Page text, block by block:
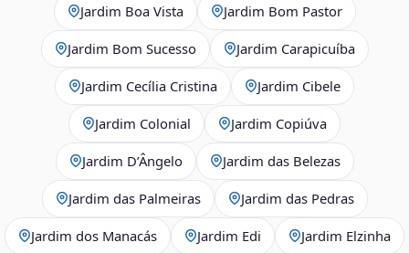
Jardim Boa Vista Jardim Bom Pastor
Jardim Bom Sucesso Jardim Carapicuíba
Jardim Cecília Cristina Jardim Cibele
Jardim Colonial Jardim Copiúva
Jardim D’Ângelo Jardim das Belezas
Jardim das Palmeiras Jardim das Pedras
Jardim dos Manacás Jardim Edi Jardim Elzinha